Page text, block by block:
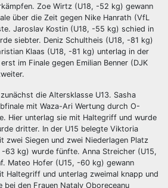
Zoe Wirtz (U18, -52 kg) gewann
über die Zeit gegen Nike Hanrath (VfL
Jaroslav Kostin (U18, -55 kg) schied in
siebter. Deniz Schultheis (U18, -81 kg)
Klaas (U18, -81 kg) unterlag in der
im Finale gegen Emilian Benner (DJK
die Altersklasse U13. Sasha
mit Waza-Ari Wertung durch O-
Hier unterlag sie mit Haltegriff und wurde
dritter. In der U15 belegte Viktoria
zwei Siegen und zwei Niederlagen Platz
63 kg) wurde fünfte. Anna Streicher (U15,
Mateo Hofer (U15, -60 kg) gewann
Haltegriff und unterlag zweimal knapp und
den Frauen Nataly Oboreceanu